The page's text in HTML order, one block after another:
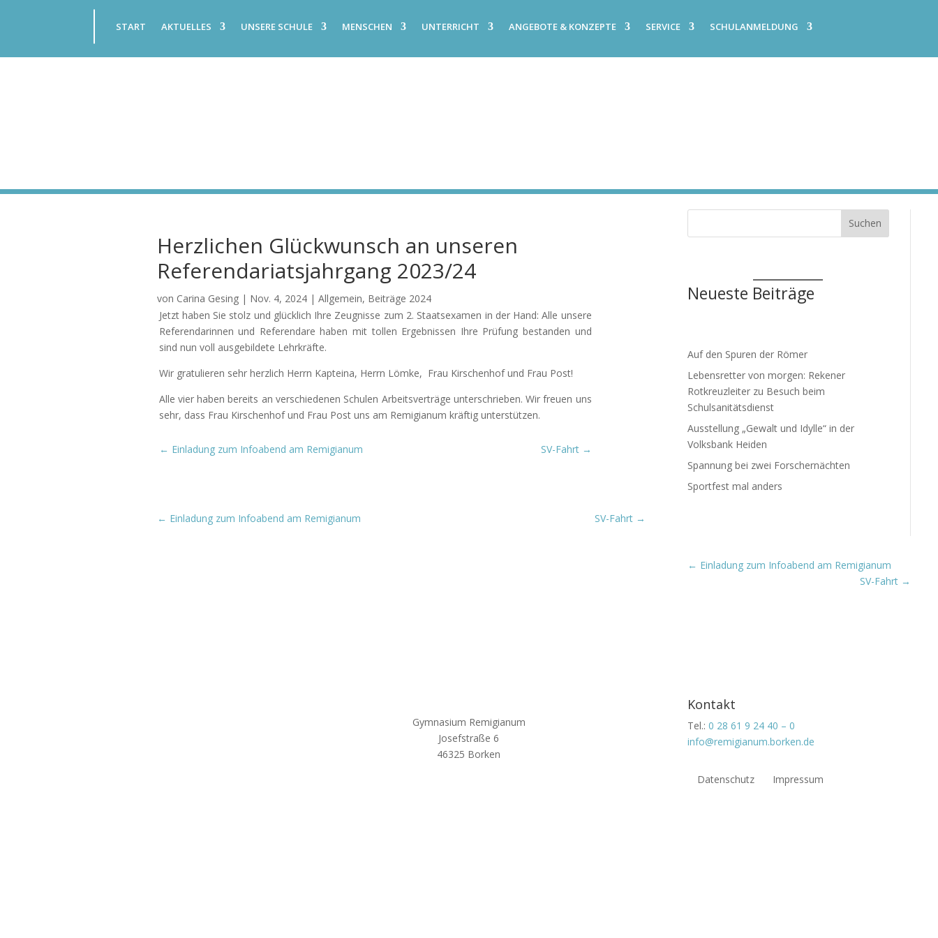
START AKTUELLES UNSERE SCHULE MENSCHEN UNTERRICHT ANGEBOTE & KONZEPTE SERVICE SCHULANMELDUNG
Herzlichen Glückwunsch an unseren
Referendariatsjahrgang 2023/24
von Carina Gesing | Nov. 4, 2024 | Allgemein, Beiträge 2024
Jetzt haben Sie stolz und glücklich Ihre Zeugnisse zum 2. Staatsexamen in der Hand: Alle unsere
Referendarinnen und Referendare haben mit tollen Ergebnissen Ihre Prüfung bestanden und
sind nun voll ausgebildete Lehrkräfte.
Wir gratulieren sehr herzlich Herrn Kapteina, Herrn Lömke, Frau Kirschenhof und Frau Post!
Alle vier haben bereits an verschiedenen Schulen Arbeitsverträge unterschrieben. Wir freuen uns
sehr, dass Frau Kirschenhof und Frau Post uns am Remigianum kräftig unterstützen.
← Einladung zum Infoabend am Remigianum SV-Fahrt→
← Einladung zum Infoabend am Remigianum SV-Fahrt →
Suchen
Neueste Beiträge
Auf den Spuren der Römer
Lebensretter von morgen: Rekener
Rotkreuzleiter zu Besuch beim
Schulsanitätsdienst
Ausstellung „Gewalt und Idylle“ in der
Volksbank Heiden
Spannung bei zwei Forschernächten
Sportfest mal anders
← Einladung zum Infoabend am Remigianum
SV-Fahrt→
Gymnasium Remigianum
Josefstraße 6
46325 Borken
Kontakt
Tel.:0 28 61 9 24 40 – 0
info@remigianum.borken.de
Datenschutz Impressum